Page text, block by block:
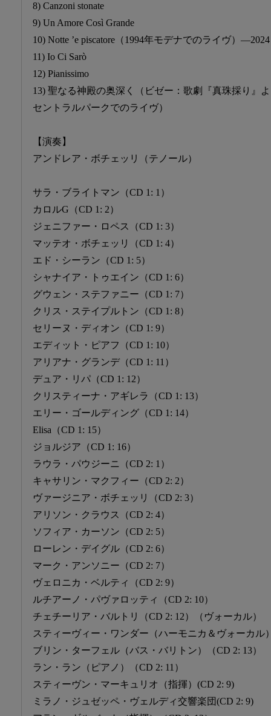
8) Canzoni stonate
9) Un Amore Così Grande
10) Notte ’e piscatore（1994年モデナでのライヴ）―2024
11) Io Ci Sarò
12) Pianissimo
13) 聖なる神殿の奥深く（ビゼー：歌劇『真珠採り』
セントラルパークでのライヴ）
【演奏】
アンドレア・ボチェッリ（テノール）
サラ・ブライトマン（CD 1: 1）
カロルG（CD 1: 2）
ジェニファー・ロペス（CD 1: 3）
マッテオ・ボチェッリ（CD 1: 4）
エド・シーラン（CD 1: 5）
シャナイア・トゥエイン（CD 1: 6）
グウェン・ステファニー（CD 1: 7）
クリス・ステイプルトン（CD 1: 8）
セリーヌ・ディオン（CD 1: 9）
エディット・ピアフ（CD 1: 10）
アリアナ・グランデ（CD 1: 11）
デュア・リパ（CD 1: 12）
クリスティーナ・アギレラ（CD 1: 13）
エリー・ゴールディング（CD 1: 14）
Elisa（CD 1: 15）
ジョルジア（CD 1: 16）
ラウラ・パウジーニ（CD 2: 1）
キャサリン・マクフィー（CD 2: 2）
ヴァージニア・ボチェッリ（CD 2: 3）
アリソン・クラウス（CD 2: 4）
ソフィア・カーソン（CD 2: 5）
ローレン・デイグル（CD 2: 6）
マーク・アンソニー（CD 2: 7）
ヴェロニカ・ベルティ（CD 2: 9）
ルチアーノ・パヴァロッティ（CD 2: 10）
チェチーリア・バルトリ（CD 2: 12）（ヴォーカル）
スティーヴィー・ワンダー（ハーモニカ＆ヴォーカル
ブリン・ターフェル（バス・バリトン）（CD 2: 13）
ラン・ラン（ピアノ）（CD 2: 11）
スティーヴン・マーキュリオ（指揮）(CD 2: 9)
ミラノ・ジュゼッペ・ヴェルディ交響楽団(CD 2: 9)